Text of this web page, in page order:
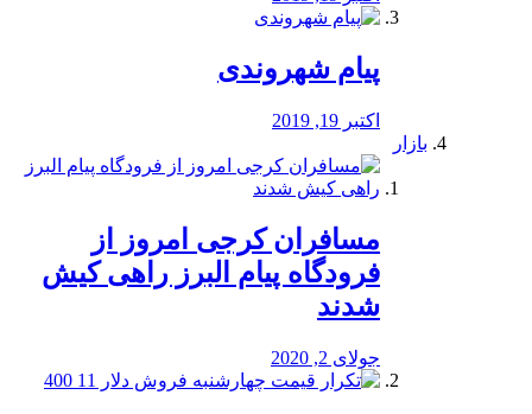
پیام شهروندی
اکتبر 19, 2019
بازار
مسافران کرجی امروز از
فرودگاه پیام البرز راهی کیش
شدند
جولای 2, 2020